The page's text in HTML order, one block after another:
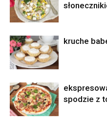
kruche
spodzie z